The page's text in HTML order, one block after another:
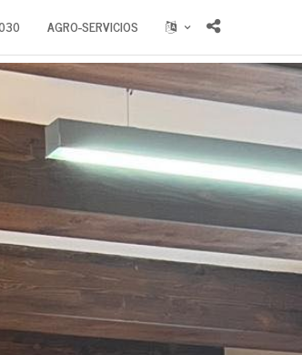
AGRO-SERVICIOS